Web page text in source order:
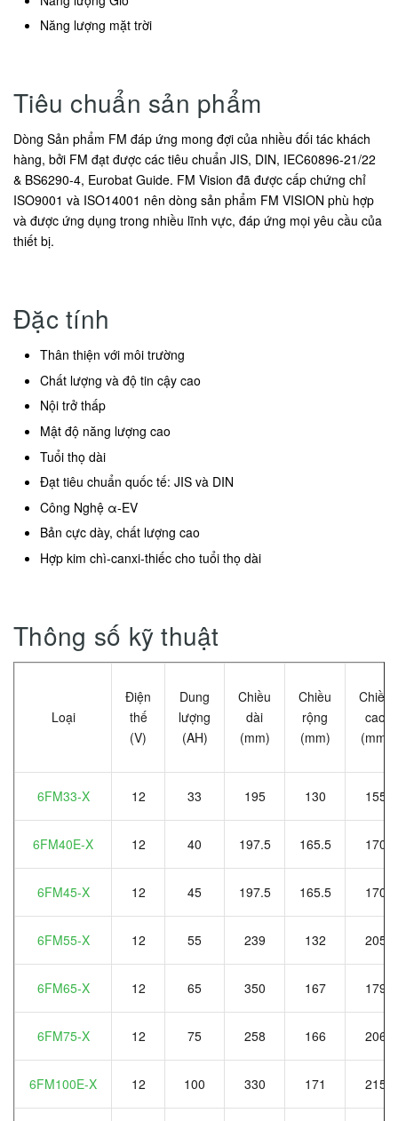
Năng lượng mặt trời
Tiêu chuẩn sản phẩm
Dòng Sản phẩm FM đáp ứng mong đợi của nhiều đối tác khách
hàng, bởi FM đạt được các tiêu chuẩn JIS, DIN, IEC60896-21/22
& BS6290-4, Eurobat Guide. FM Vision đã được cấp chứng chỉ
ISO9001 và ISO14001 nên dòng sản phẩm FM VISION phù hợp
và được ứng dụng trong nhiều lĩnh vực, đáp ứng mọi yêu cầu của
thiết bị.
Đặc tính
Thân thiện với môi trường
Chất lượng và độ tin cậy cao
Nội trở thấp
Mật độ năng lượng cao
Tuổi thọ dài
Đạt tiêu chuẩn quốc tế: JIS và DIN
Công Nghệ α-EV
Bản cực dày, chất lượng cao
Hợp kim chì-canxi-thiếc cho tuổi thọ dài
Thông số kỹ thuật
Loại
Điện
thế
(V)
Dung
lượng
(AH)
Chiều
dài
(mm)
Chiều
rộng
(mm)
Chiều
cao
(mm)
6FM33-X 12 33 195 130 155
6FM40E-X 12 40 197.5 165.5 170
6FM45-X 12 45 197.5 165.5 170
6FM55-X 12 55 239 132 205
6FM65-X 12 65 350 167 179
6FM75-X 12 75 258 166 206
6FM100E-X 12 100 330 171 215